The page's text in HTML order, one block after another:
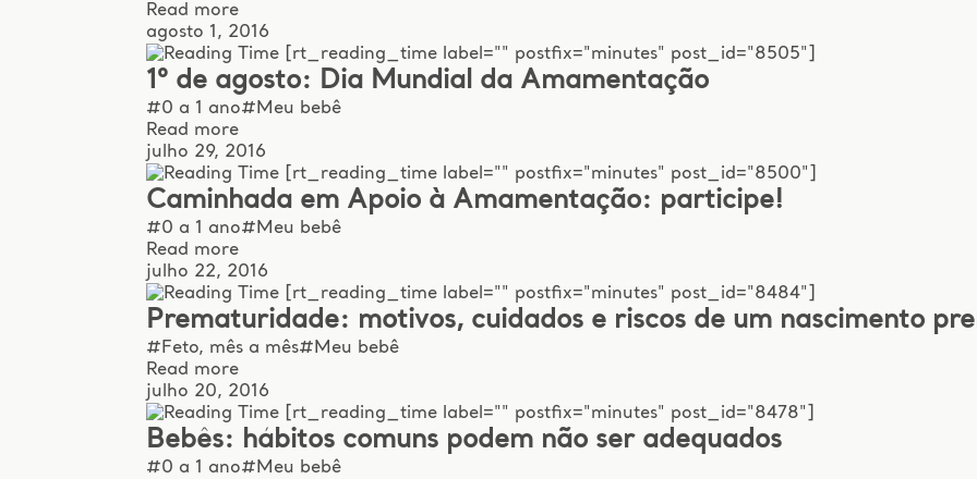
Read more
agosto 1, 2016
[rt_reading_time label="" postfix="minutes" post_id="8505"]
1º de agosto: Dia Mundial da Amamentação
#0 a 1 ano#Meu bebê
Read more
julho 29, 2016
[rt_reading_time label="" postfix="minutes" post_id="8500"]
Caminhada em Apoio à Amamentação: participe!
#0 a 1 ano#Meu bebê
Read more
julho 22, 2016
[rt_reading_time label="" postfix="minutes" post_id="8484"]
Prematuridade: motivos, cuidados e riscos de um nascimento
#Feto, mês a mês#Meu bebê
Read more
julho 20, 2016
[rt_reading_time label="" postfix="minutes" post_id="8478"]
Bebês: hábitos comuns podem não ser adequados
#0 a 1 ano#Meu bebê